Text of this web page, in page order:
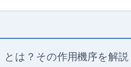
は？その作用機序を解説